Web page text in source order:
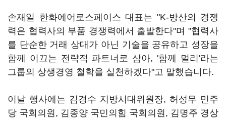
손재일 한화에어로스페이스 대표는 "K-방산의 경쟁
력은 협력사의 부품 경쟁력에서 출발한다"며 "협력사
를 단순한 거래 상대가 아닌 기술을 공유하고 성장을
함께 이끄는 전략적 파트너로 삼아, '함께 멀리'라는
그룹의 상생경영 철학을 실천하겠다"고 말했습니다.
이날 행사에는 김경수 지방시대위원장, 허성무 민주
당 국회의원, 김종양 국민의힘 국회의원, 김명주 경상